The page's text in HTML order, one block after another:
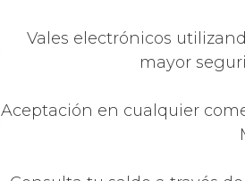
Vales electrónicos
mayor
Aceptación en cualquier